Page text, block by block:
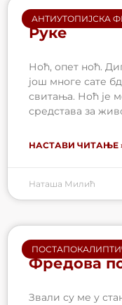
АНТИУТОПИЈСКА
Руке
Ноћ, опет ноћ.
још многе сате
свитања. Ноћ је
средстава за
НАСТАВИ ЧИТАЊЕ
Наташа Милић
Фредова
Звали су ме у